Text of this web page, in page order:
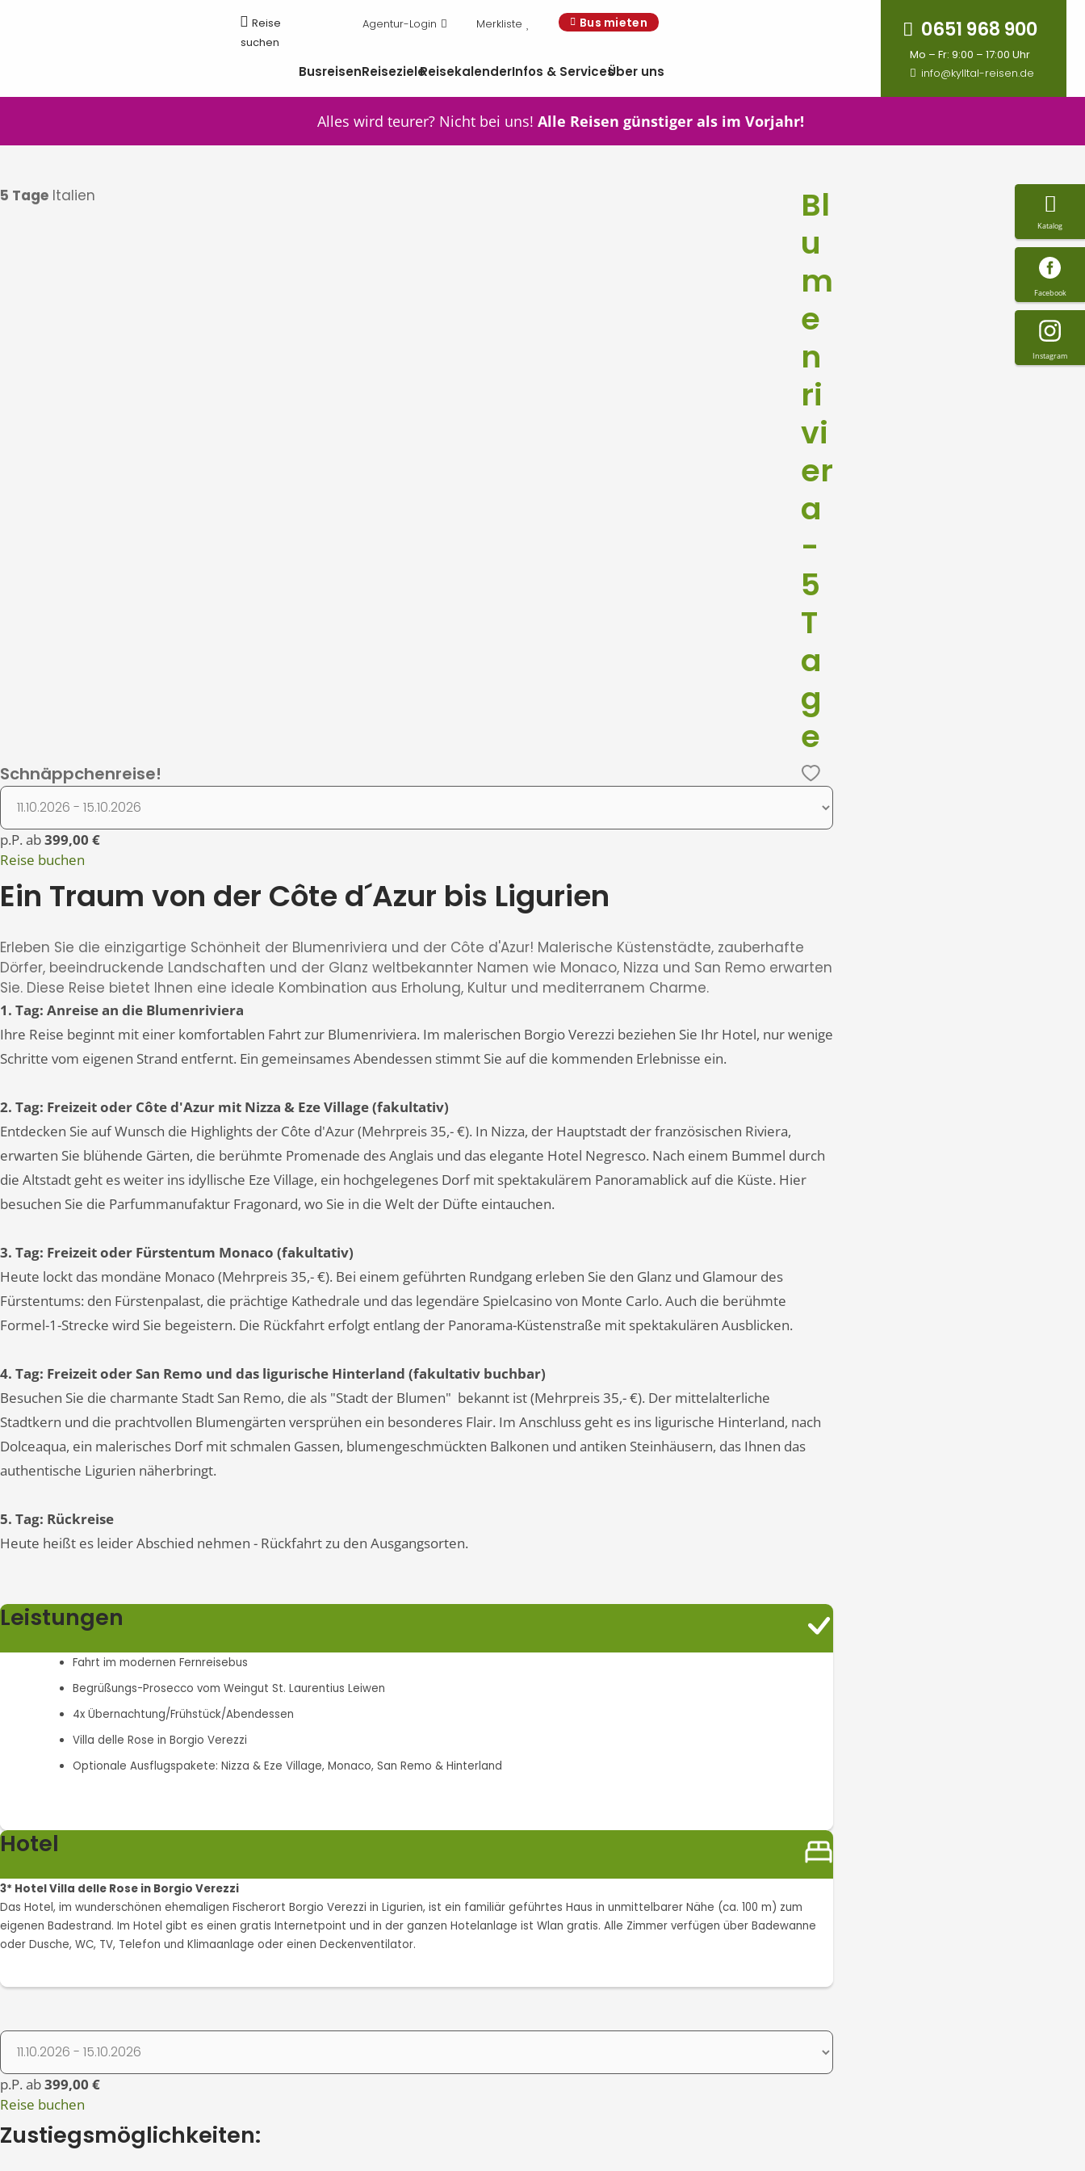
Agentur-Login Merkliste Bus mieten
BusreisenReisezieleReisekalenderInfos & ServicesÜber uns
0651 968 900
Mo – Fr: 9:00 – 17:00 Uhr
info@kylltal-reisen.de
Alles wird teurer? Nicht bei uns! Alle Reisen günstiger als im Vorjahr!
5 Tage Italien
Bl
u
m
e
n
ri
vi
er
a
-
5
T
a
g
e
Schnäppchenreise!
p.P. ab399,00 €
Reise buchen
Ein Traum von der Côte d´Azur bis Ligurien
Erleben Sie die einzigartige Schönheit der Blumenriviera und der Côte d'Azur! Malerische Küstenstädte, zauberhafte
Dörfer, beeindruckende Landschaften und der Glanz weltbekannter Namen wie Monaco, Nizza und San Remo erwarten
Sie. Diese Reise bietet Ihnen eine ideale Kombination aus Erholung, Kultur und mediterranem Charme.
1. Tag: Anreise an die Blumenriviera
Ihre Reise beginnt mit einer komfortablen Fahrt zur Blumenriviera. Im malerischen Borgio Verezzi beziehen Sie Ihr Hotel, nur wenige
Schritte vom eigenen Strand entfernt. Ein gemeinsames Abendessen stimmt Sie auf die kommenden Erlebnisse ein.
2. Tag: Freizeit oder Côte d'Azur mit Nizza & Eze Village (fakultativ)
Entdecken Sie auf Wunsch die Highlights der Côte d'Azur (Mehrpreis 35,- €). In Nizza, der Hauptstadt der französischen Riviera,
erwarten Sie blühende Gärten, die berühmte Promenade des Anglais und das elegante Hotel Negresco. Nach einem Bummel durch
die Altstadt geht es weiter ins idyllische Eze Village, ein hochgelegenes Dorf mit spektakulärem Panoramablick auf die Küste. Hier
besuchen Sie die Parfummanufaktur Fragonard, wo Sie in die Welt der Düfte eintauchen.
3. Tag: Freizeit oder Fürstentum Monaco (fakultativ)
Heute lockt das mondäne Monaco (Mehrpreis 35,- €). Bei einem geführten Rundgang erleben Sie den Glanz und Glamour des
Fürstentums: den Fürstenpalast, die prächtige Kathedrale und das legendäre Spielcasino von Monte Carlo. Auch die berühmte
Formel-1-Strecke wird Sie begeistern. Die Rückfahrt erfolgt entlang der Panorama-Küstenstraße mit spektakulären Ausblicken.
4. Tag: Freizeit oder San Remo und das ligurische Hinterland (fakultativ buchbar)
Besuchen Sie die charmante Stadt San Remo, die als "Stadt der Blumen" bekannt ist (Mehrpreis 35,- €). Der mittelalterliche
Stadtkern und die prachtvollen Blumengärten versprühen ein besonderes Flair. Im Anschluss geht es ins ligurische Hinterland, nach
Dolceaqua, ein malerisches Dorf mit schmalen Gassen, blumengeschmückten Balkonen und antiken Steinhäusern, das Ihnen das
authentische Ligurien näherbringt.
5. Tag: Rückreise
Heute heißt es leider Abschied nehmen - Rückfahrt zu den Ausgangsorten.
Leistungen
Fahrt im modernen Fernreisebus
Begrüßungs-Prosecco vom Weingut St. Laurentius Leiwen
4x Übernachtung/Frühstück/Abendessen
Villa delle Rose in Borgio Verezzi
Optionale Ausflugspakete: Nizza & Eze Village, Monaco, San Remo & Hinterland
Hotel
3* Hotel Villa delle Rose in Borgio Verezzi
Das Hotel, im wunderschönen ehemaligen Fischerort Borgio Verezzi in Ligurien, ist ein familiär geführtes Haus in unmittelbarer Nähe (ca. 100 m) zum
eigenen Badestrand. Im Hotel gibt es einen gratis Internetpoint und in der ganzen Hotelanlage ist Wlan gratis. Alle Zimmer verfügen über Badewanne
oder Dusche, WC, TV, Telefon und Klimaanlage oder einen Deckenventilator.
p.P. ab399,00 €
Reise buchen
Zustiegsmöglichkeiten:
Katalog
Facebook
Instagram